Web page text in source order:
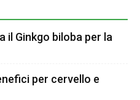
il Ginkgo biloba per la
per cervello e